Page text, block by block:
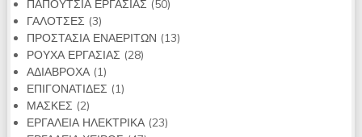
προϊόν
ΠΑΠΟΥΤΣΙΑ ΕΡΓΑΣΙΑΣ 5050
ΓΑΛΟΤΣΕΣ 33
προϊόντα
ΠΡΟΣΤΑΣΙΑ ΕΝΑΕΡΙΤΩΝ 1313
ΡΟΥΧΑ ΕΡΓΑΣΙΑΣ 2828
ΑΔΙΑΒΡΟΧΑ 11
προϊόν
ΕΠΙΓΟΝΑΤΙΔΕΣ 11
ΜΑΣΚΕΣ 22
προϊόντα
ΕΡΓΑΛΕΙΑ ΗΛΕΚΤΡΙΚΑ 2323